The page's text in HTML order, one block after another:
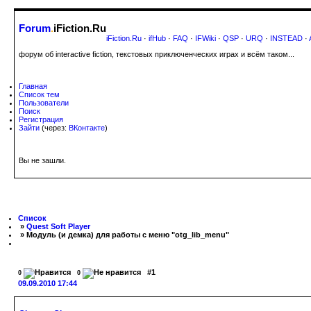
Forum.iFiction.Ru
iFiction.Ru · ifHub · FAQ · IFWiki · QSP · URQ · INSTEAD ·
форум об interactive fiction, текстовых приключенческих играх и всём таком...
Главная
Список тем
Пользователи
Поиск
Регистрация
Зайти (через: ВКонтакте)
Вы не зашли.
Список
» Quest Soft Player
» Модуль (и демка) для работы с меню "otg_lib_menu"
0 0
#1
09.09.2010 17:44